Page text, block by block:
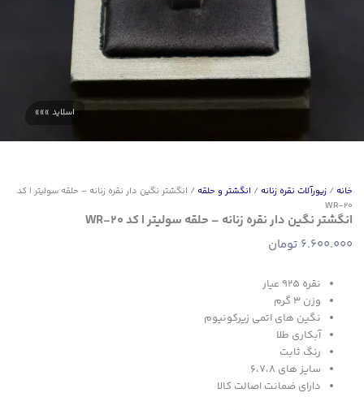
خانه / زیورآلات نقره زنانه / انگشتر و حلقه / انگشتر نگین دار نقره زنانه – حلقه سولیتر | کد
WR-20
انگشتر نگین دار نقره زنانه – حلقه سولیتر | کد WR-20
6.600.000 تومان
نقره ۹۲۵ عیار
وزن ۳ گرم
نگین های اتمی زیرکونیوم
آبکاری طلا
رنگ ثابت
سایز های ۶،۷،۸
دارای ضمانت اصالت کالا